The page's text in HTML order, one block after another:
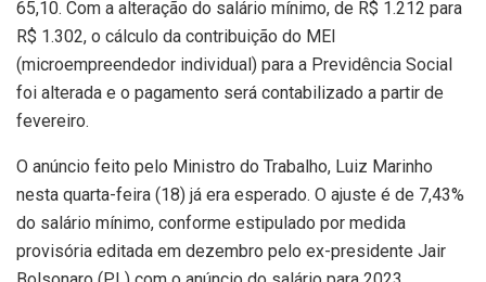
65,10. Com a alteração do salário mínimo, de R$ 1.212 para
R$ 1.302, o cálculo da contribuição do MEI
(microempreendedor individual) para a Previdência Social
foi alterada e o pagamento será contabilizado a partir de
fevereiro.
O anúncio feito pelo Ministro do Trabalho, Luiz Marinho
nesta quarta-feira (18) já era esperado. O ajuste é de 7,43%
do salário mínimo, conforme estipulado por medida
provisória editada em dezembro pelo ex-presidente Jair